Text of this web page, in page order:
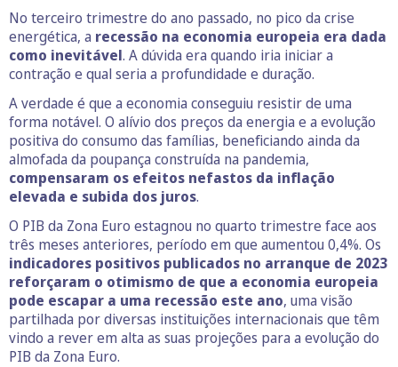
No terceiro trimestre do ano passado, no pico da crise
energética, a recessão na economia europeia era dada
como inevitável. A dúvida era quando iria iniciar a
contração e qual seria a profundidade e duração.
A verdade é que a economia conseguiu resistir de uma
forma notável. O alívio dos preços da energia e a evolução
positiva do consumo das famílias, beneficiando ainda da
almofada da poupança construída na pandemia,
compensaram os efeitos nefastos da inflação
elevada e subida dos juros.
O PIB da Zona Euro estagnou no quarto trimestre face aos
três meses anteriores, período em que aumentou 0,4%. Os
indicadores positivos publicados no arranque de 2023
reforçaram o otimismo de que a economia europeia
pode escapar a uma recessão este ano, uma visão
partilhada por diversas instituições internacionais que têm
vindo a rever em alta as suas projeções para a evolução do
PIB da Zona Euro.